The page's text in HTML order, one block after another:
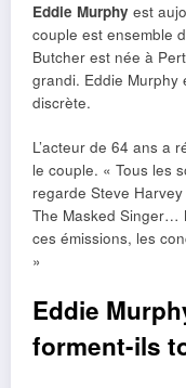
Eddie Murphy est
couple est ensemble
Butcher est née à
grandi. Eddie Murphy
discrète.
L’acteur de 64 ans a
le couple. « Tous les
regarde Steve
The Masked Singer…
ces émissions, les
»
Eddie
forment-ils